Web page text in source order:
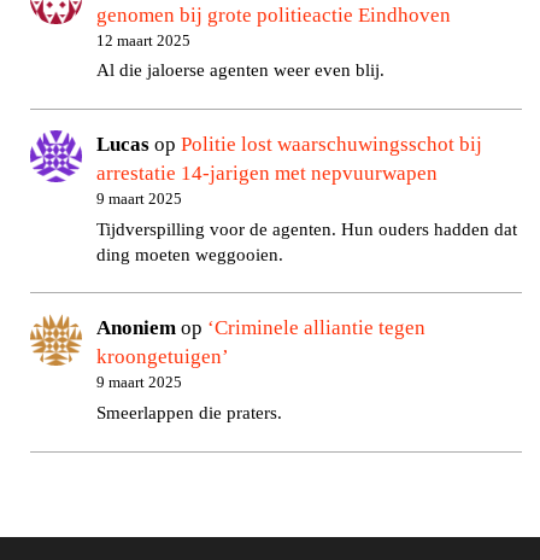
genomen bij grote politieactie Eindhoven
12 maart 2025
Al die jaloerse agenten weer even blij.
Lucas opPolitie lost waarschuwingsschot bij
arrestatie 14-jarigen met nepvuurwapen
9 maart 2025
Tijdverspilling voor de agenten. Hun ouders hadden dat
ding moeten weggooien.
Anoniem op ‘Criminele alliantie tegen
kroongetuigen’
9 maart 2025
Smeerlappen die praters.